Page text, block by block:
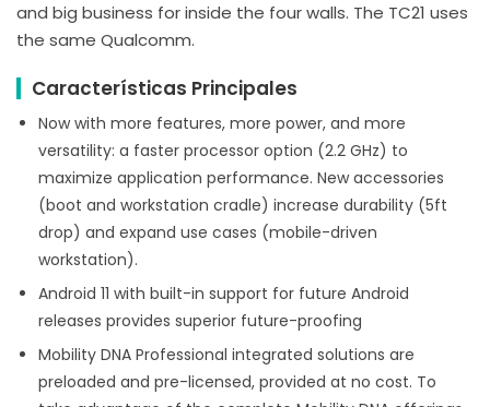
and big business for inside the four walls. The TC21 uses
the same Qualcomm.
Características Principales
Now with more features, more power, and more
versatility: a faster processor option (2.2 GHz) to
maximize application performance. New accessories
(boot and workstation cradle) increase durability (5ft
drop) and expand use cases (mobile-driven
workstation).
Android 11 with built-in support for future Android
releases provides superior future-proofing
Mobility DNA Professional integrated solutions are
preloaded and pre-licensed, provided at no cost. To